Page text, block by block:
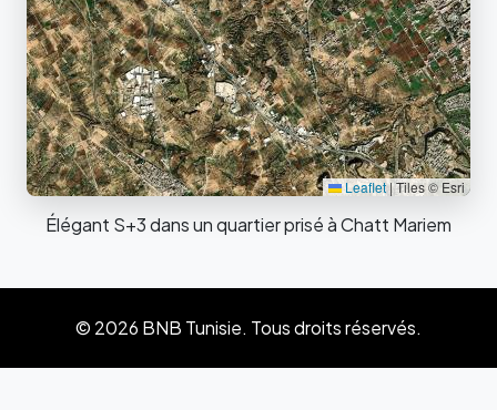
Leaflet |Tiles © Esri
Élégant S+3 dans un quartier prisé à Chatt Mariem
© 2026 BNB Tunisie. Tous droits réservés.